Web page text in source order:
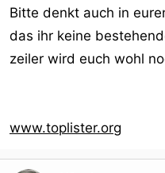
Bitte denkt auch in
das ihr keine
zeiler wird euch wohl
www.toplister.org